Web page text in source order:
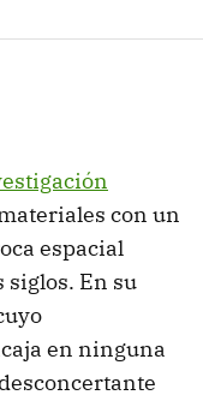
con un
espacial
siglos. En su
en ninguna